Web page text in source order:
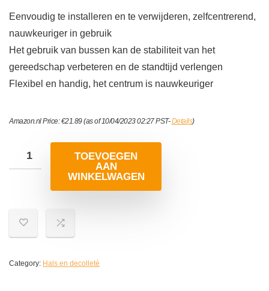
Eenvoudig te installeren en te verwijderen, zelfcentrerend,
nauwkeuriger in gebruik
Het gebruik van bussen kan de stabiliteit van het
gereedschap verbeteren en de standtijd verlengen
Flexibel en handig, het centrum is nauwkeuriger
Amazon.nl Price:€21.89(as of 10/04/2023 02:27 PST-Details)
TOEVOEGEN
AAN
WINKELWAGEN
Category: Hals en decolleté